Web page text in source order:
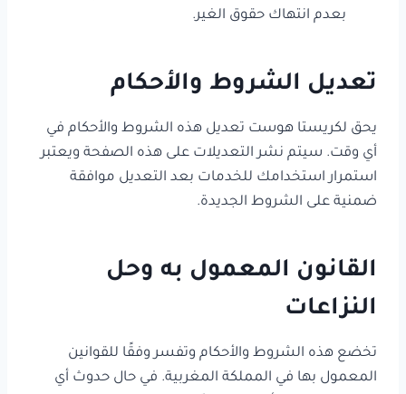
بعدم انتهاك حقوق الغير.
تعديل الشروط والأحكام
يحق لكريستا هوست تعديل هذه الشروط والأحكام في
أي وقت. سيتم نشر التعديلات على هذه الصفحة ويعتبر
استمرار استخدامك للخدمات بعد التعديل موافقة
ضمنية على الشروط الجديدة.
القانون المعمول به وحل
النزاعات
تخضع هذه الشروط والأحكام وتفسر وفقًا للقوانين
المعمول بها في المملكة المغربية. في حال حدوث أي